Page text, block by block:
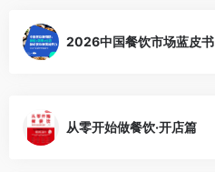
2026中国餐饮市场蓝皮书
从零开始做餐饮·开店篇